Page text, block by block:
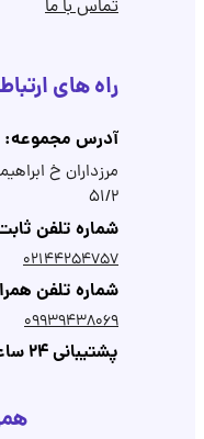
تماس با ما
راه های ارتباطی
آدرس مجموعه:
مرزداران خ
۵۱/۲
شماره تلفن ثابت
02144254757
شماره تلفن همراه
09939438069
پشتیبانی 24 ساعته